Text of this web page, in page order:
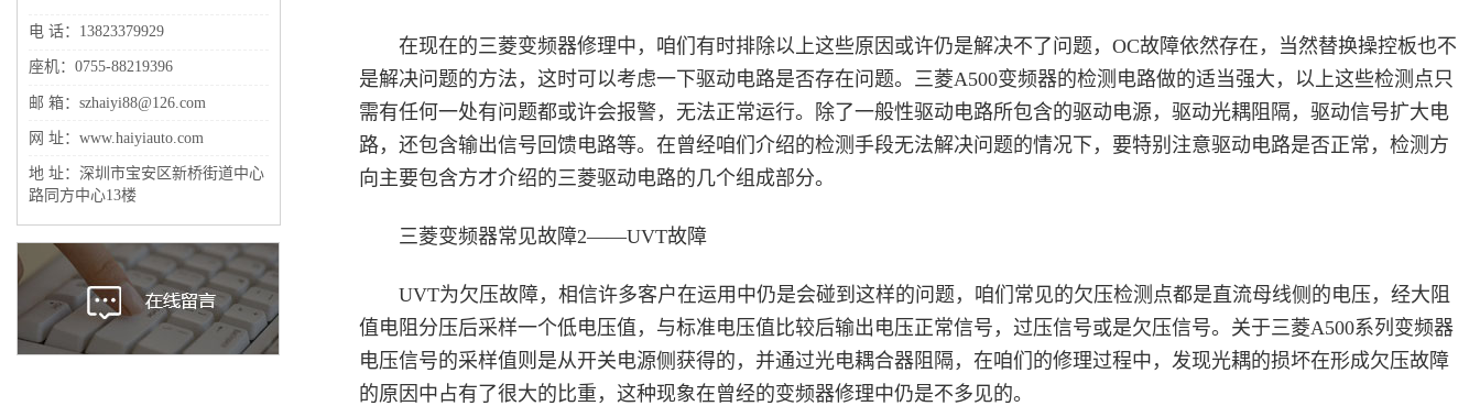
电 话：13823379929
座机：0755-88219396
邮 箱：szhaiyi88@126.com
网 址：www.haiyiauto.com
地 址：深圳市宝安区新桥街道中心
路同方中心13楼
在现在的三菱变频器修理中，咱们有时排除以上这些原因或许仍是解决不了问题，OC故障依然存在，当然替换操控板也不
是解决问题的方法，这时可以考虑一下驱动电路是否存在问题。三菱A500变频器的检测电路做的适当强大，以上这些检测点只
需有任何一处有问题都或许会报警，无法正常运行。除了一般性驱动电路所包含的驱动电源，驱动光耦阻隔，驱动信号扩大电
路，还包含输出信号回馈电路等。在曾经咱们介绍的检测手段无法解决问题的情况下，要特别注意驱动电路是否正常，检测方
向主要包含方才介绍的三菱驱动电路的几个组成部分。
三菱变频器常见故障2——UVT故障
UVT为欠压故障，相信许多客户在运用中仍是会碰到这样的问题，咱们常见的欠压检测点都是直流母线侧的电压，经大阻
值电阻分压后采样一个低电压值，与标准电压值比较后输出电压正常信号，过压信号或是欠压信号。关于三菱A500系列变频器
电压信号的采样值则是从开关电源侧获得的，并通过光电耦合器阻隔，在咱们的修理过程中，发现光耦的损坏在形成欠压故障
的原因中占有了很大的比重，这种现象在曾经的变频器修理中仍是不多见的。